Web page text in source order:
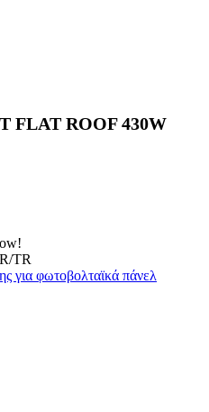
FLAT ROOF 430W
TR
για φωτοβολταϊκά πάνελ